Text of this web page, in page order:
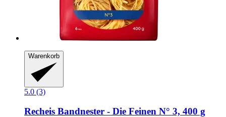
Warenkorb
5.0 (3)
Recheis Bandnester -​ Die Feinen N° 3, 400 g